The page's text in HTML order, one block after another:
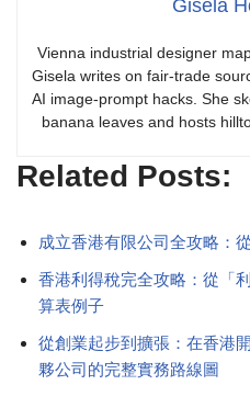
Gisela
Vienna industrial designer
Gisela writes on fair-trade
AI image-prompt hacks. She
banana leaves and hosts
Related Posts:
成立香港有限公司全攻略：
香港利得稅完全攻略：從「
算表例子
從創業起步到擴張：在香港
夥公司的完整實務路線圖